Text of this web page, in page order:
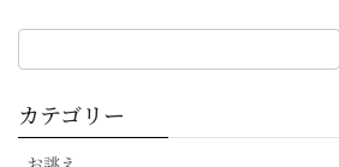
カテゴリー